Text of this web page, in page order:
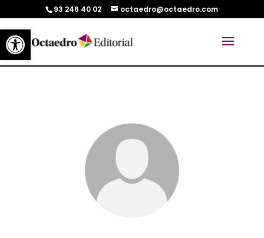
Abrir barra de herramientas
93 246 40 02 octaedro@octaedro.com